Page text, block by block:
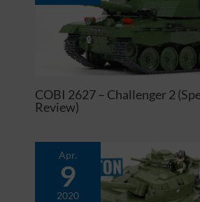
COBI 2627 – Challenger 2
Review)
Apr.
9
2020